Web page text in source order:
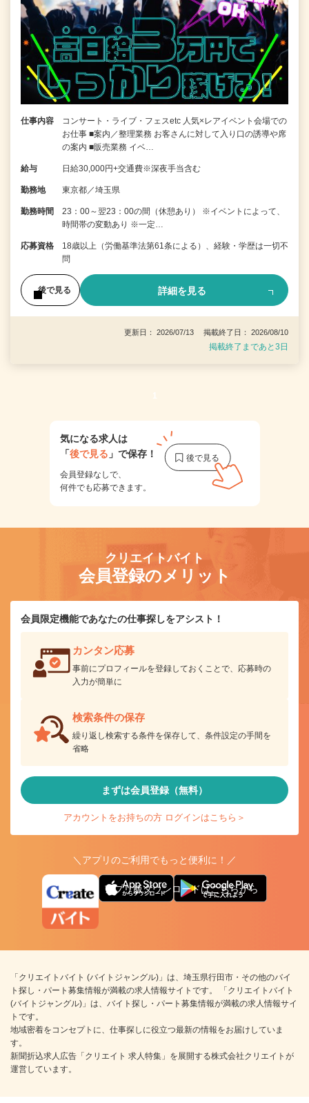
仕事内容
コンサート・ライブ・フェスetc 人気×レアイベント会場での
お仕事 ■案内／整理業務 お客さんに対して入り口の誘導や席
の案内 ■販売業務 イベ…
給与 日給30,000円+交通費※深夜手当含む
勤務地 東京都／埼玉県
勤務時間
23：00～翌23：00の間（休憩あり） ※イベントによって、
時間帯の変動あり ※一定…
応募資格
18歳以上（労働基準法第61条による）、経験・学歴は一切不
問
後で見る 詳細を見る
更新日： 2026/07/13 掲載終了日： 2026/08/10
掲載終了まであと3日
1
気になる求人は
「後で見る 」で保存！
会員登録なしで、
何件でも応募できます。
クリエイトバイト
会員登録のメリット
会員限定機能であなたの仕事探しをアシスト！
カンタン応募
事前にプロフィールを登録しておくことで、応募時の
入力が簡単に
検索条件の保存
繰り返し検索する条件を保存して、条件設定の手間を
省略
まずは会員登録（無料）
アカウントをお持ちの方 ログインはこちら＞
＼アプリのご利用でもっと便利に！／
アプリ版ダウンロードはこちらから
「クリエイトバイト (バイトジャングル)」は、埼玉県行田市・その他のバイ
ト探し・パート募集情報が満載の求人情報サイトです。 「クリエイトバイト
(バイトジャングル)」は、バイト探し・パート募集情報が満載の求人情報サイ
トです。
地域密着をコンセプトに、仕事探しに役立つ最新の情報をお届けしていま
す。
新聞折込求人広告「クリエイト 求人特集」を展開する株式会社クリエイトが
運営しています。